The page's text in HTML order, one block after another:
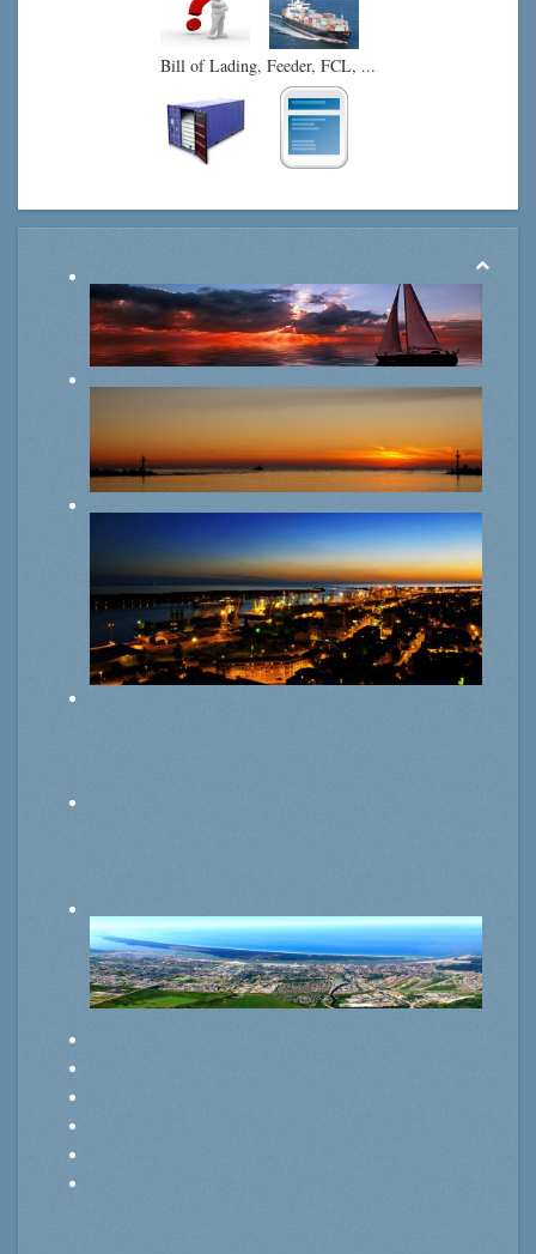
Bill of Lading, Feeder, FCL, ...